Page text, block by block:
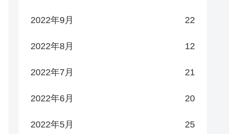
2022年9月 22
2022年8月 12
2022年7月 21
2022年6月 20
2022年5月 25